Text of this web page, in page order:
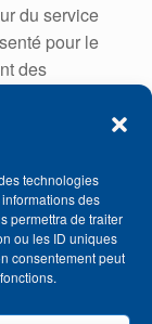
technologies
des
permettra de traiter
ou les ID uniques
consentement peut
du service
pour le
des
symptômes
probantes
il a
en
et de